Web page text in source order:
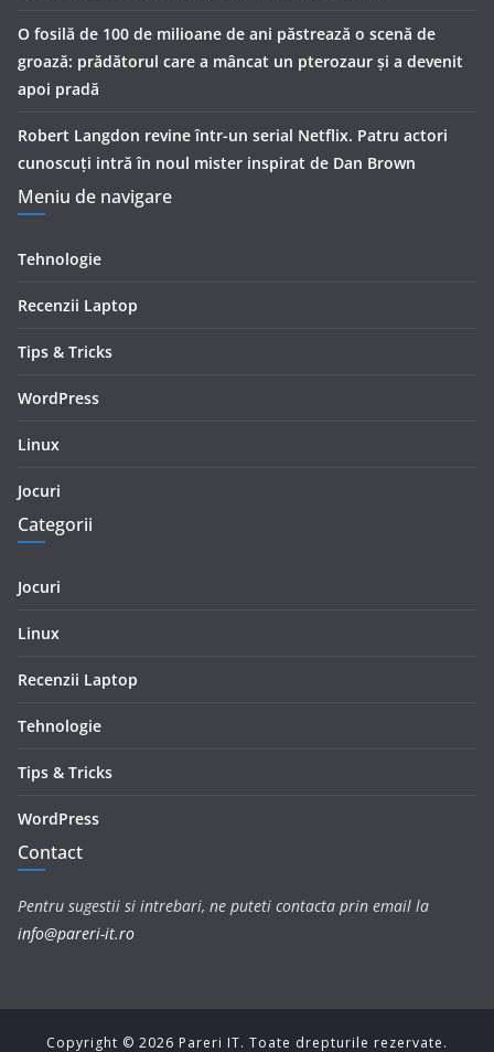
O fosilă de 100 de milioane de ani păstrează o scenă de
groază: prădătorul care a mâncat un pterozaur și a devenit
apoi pradă
Robert Langdon revine într-un serial Netflix. Patru actori
cunoscuți intră în noul mister inspirat de Dan Brown
Meniu de navigare
Tehnologie
Recenzii Laptop
Tips & Tricks
WordPress
Linux
Jocuri
Categorii
Jocuri
Linux
Recenzii Laptop
Tehnologie
Tips & Tricks
WordPress
Contact
Pentru sugestii si intrebari, ne puteti contacta prin email la
info@pareri-it.ro
Copyright © 2026 Pareri IT. Toate drepturile rezervate.